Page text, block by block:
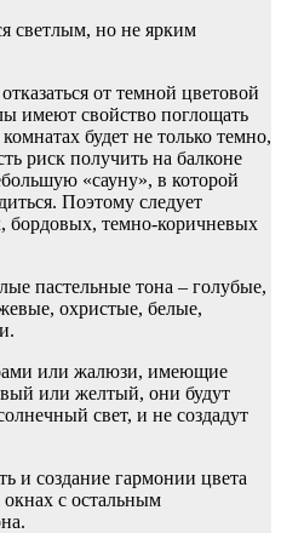
светлым, но не ярким
от темной цветовой
имеют свойство поглощать
будет не только темно,
риск получить на балконе
«сауну», в которой
Поэтому следует
бордовых, темно-коричневых
пастельные тона – голубые,
охристые, белые,
или жалюзи, имеющие
или желтый, они будут
свет, и не создадут
и создание гармонии цвета
с остальным